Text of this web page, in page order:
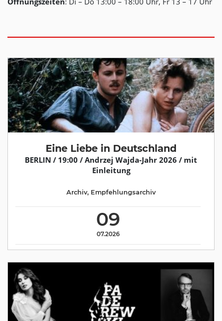
Eine Liebe in Deutschland
BERLIN / 19:00 / Andrzej Wajda-Jahr 2026 / mit
Einleitung
09
07.2026
Archiv, Empfehlungsarchiv